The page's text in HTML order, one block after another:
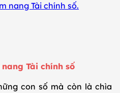
nang Tài chính số.
Tài chính số
con số mà còn là chìa